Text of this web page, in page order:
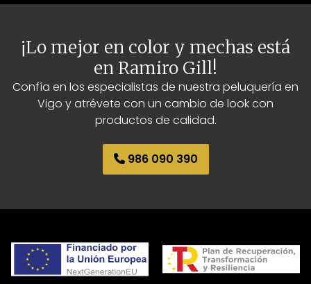
¡Lo mejor en color y mechas está
en Ramiro Gill!
Confía en los especialistas de nuestra peluquería en
Vigo y atrévete con un cambio de look con
productos de calidad.
986 090 390